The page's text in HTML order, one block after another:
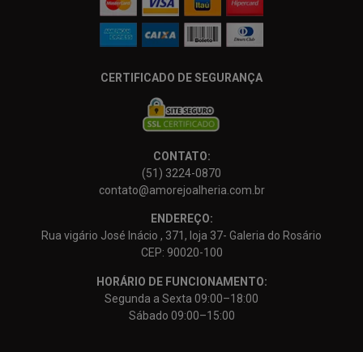
CERTIFICADO DE SEGURANÇA
CONTATO:
(51) 3224-0870
contato@amorejoalheria.com.br
ENDEREÇO:
Rua vigário José Inácio , 371, loja 37- Galeria do Rosário
CEP: 90020-100
HORÁRIO DE FUNCIONAMENTO:
Segunda a Sexta 09:00–18:00
Sábado 09:00–15:00